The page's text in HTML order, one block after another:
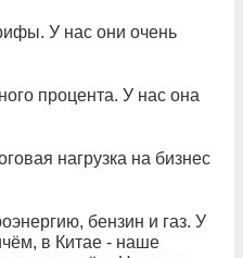
У нас они очень
процента. У нас она
нагрузка на бизнес
бензин и газ. У
в Китае - наше